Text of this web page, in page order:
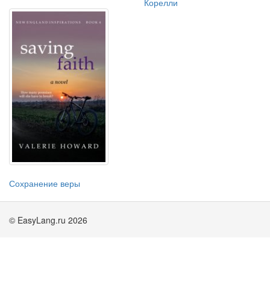
Корелли
Сохранение веры
© EasyLang.ru 2026